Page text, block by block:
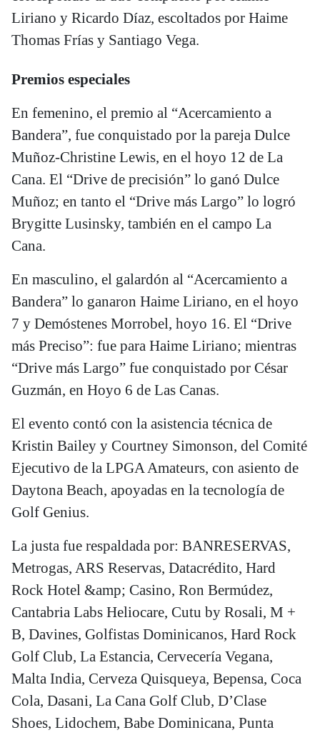
Liriano y Ricardo Díaz, escoltados por Haime
Thomas Frías y Santiago Vega.
Premios especiales
En femenino, el premio al “Acercamiento a
Bandera”, fue conquistado por la pareja Dulce
Muñoz-Christine Lewis, en el hoyo 12 de La
Cana. El “Drive de precisión” lo ganó Dulce
Muñoz; en tanto el “Drive más Largo” lo logró
Brygitte Lusinsky, también en el campo La
Cana.
En masculino, el galardón al “Acercamiento a
Bandera” lo ganaron Haime Liriano, en el hoyo
7 y Demóstenes Morrobel, hoyo 16. El “Drive
más Preciso”: fue para Haime Liriano; mientras
“Drive más Largo” fue conquistado por César
Guzmán, en Hoyo 6 de Las Canas.
El evento contó con la asistencia técnica de
Kristin Bailey y Courtney Simonson, del Comité
Ejecutivo de la LPGA Amateurs, con asiento de
Daytona Beach, apoyadas en la tecnología de
Golf Genius.
La justa fue respaldada por: BANRESERVAS,
Metrogas, ARS Reservas, Datacrédito, Hard
Rock Hotel &amp; Casino, Ron Bermúdez,
Cantabria Labs Heliocare, Cutu by Rosali, M +
B, Davines, Golfistas Dominicanos, Hard Rock
Golf Club, La Estancia, Cervecería Vegana,
Malta India, Cerveza Quisqueya, Bepensa, Coca
Cola, Dasani, La Cana Golf Club, D’Clase
Shoes, Lidochem, Babe Dominicana, Punta